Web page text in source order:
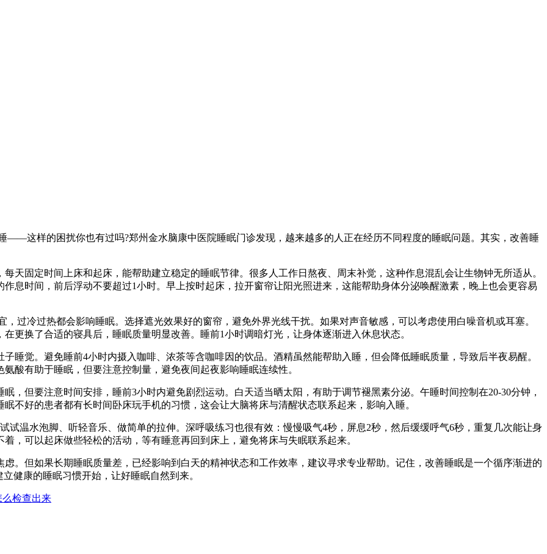
这样的困扰你也有过吗?郑州金水脑康中医院睡眠门诊发现，越来越多的人正在经历不同程度的睡眠问题。其实，改善睡
天固定时间上床和起床，能帮助建立稳定的睡眠节律。很多人工作日熬夜、周末补觉，这种作息混乱会让生物钟无所适从。
息时间，前后浮动不要超过1小时。早上按时起床，拉开窗帘让阳光照进来，这能帮助身体分泌唤醒激素，晚上也会更容易
过冷过热都会影响睡眠。选择遮光效果好的窗帘，避免外界光线干扰。如果对声音敏感，可以考虑使用白噪音机或耳塞。
更换了合适的寝具后，睡眠质量明显改善。睡前1小时调暗灯光，让身体逐渐进入休息状态。
睡觉。避免睡前4小时内摄入咖啡、浓茶等含咖啡因的饮品。酒精虽然能帮助入睡，但会降低睡眠质量，导致后半夜易醒。
酸有助于睡眠，但要注意控制量，避免夜间起夜影响睡眠连续性。
，但要注意时间安排，睡前3小时内避免剧烈运动。白天适当晒太阳，有助于调节褪黑素分泌。午睡时间控制在20-30分钟，
不好的患者都有长时间卧床玩手机的习惯，这会让大脑将床与清醒状态联系起来，影响入睡。
试温水泡脚、听轻音乐、做简单的拉伸。深呼吸练习也很有效：慢慢吸气4秒，屏息2秒，然后缓缓呼气6秒，重复几次能让身
，可以起床做些轻松的活动，等有睡意再回到床上，避免将床与失眠联系起来。
。但如果长期睡眠质量差，已经影响到白天的精神状态和工作效率，建议寻求专业帮助。记住，改善睡眠是一个循序渐进的
健康的睡眠习惯开始，让好睡眠自然到来。
么检查出来